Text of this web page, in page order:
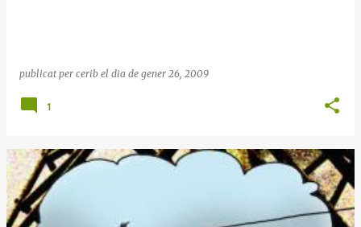
publicat per cerib el dia de gener 26, 2009
1